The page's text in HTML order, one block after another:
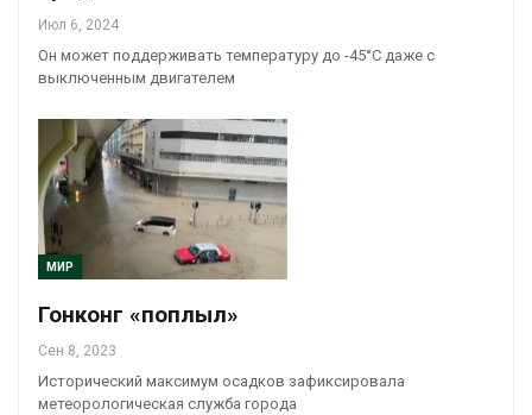
Июл 6, 2024
Он может поддерживать температуру до -45°С даже с
выключенным двигателем
МИР
Гонконг «поплыл»
Сен 8, 2023
Исторический максимум осадков зафиксировала
метеорологическая служба города